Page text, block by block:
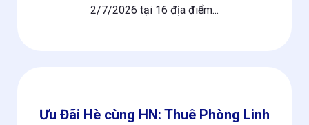
2/7/2026 tại 16 địa điểm...
Ưu Đãi Hè cùng HN: Thuê Phòng Linh